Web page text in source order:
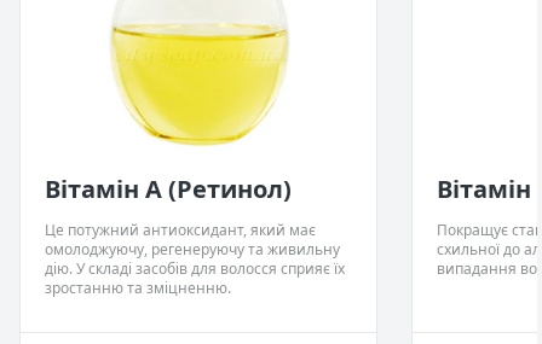
Вітамін А (Ретинол)
Це потужний антиоксидант, який має
омолоджуючу, регенеруючу та живильну
дію. У складі засобів для волосся сприяє їх
зростанню та зміцненню.
Покращує
схильної до
випадання